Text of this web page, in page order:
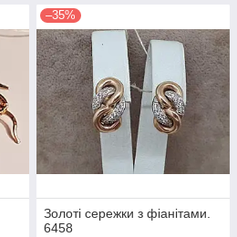
–35%
Золоті сережки з фіанітами.
6458